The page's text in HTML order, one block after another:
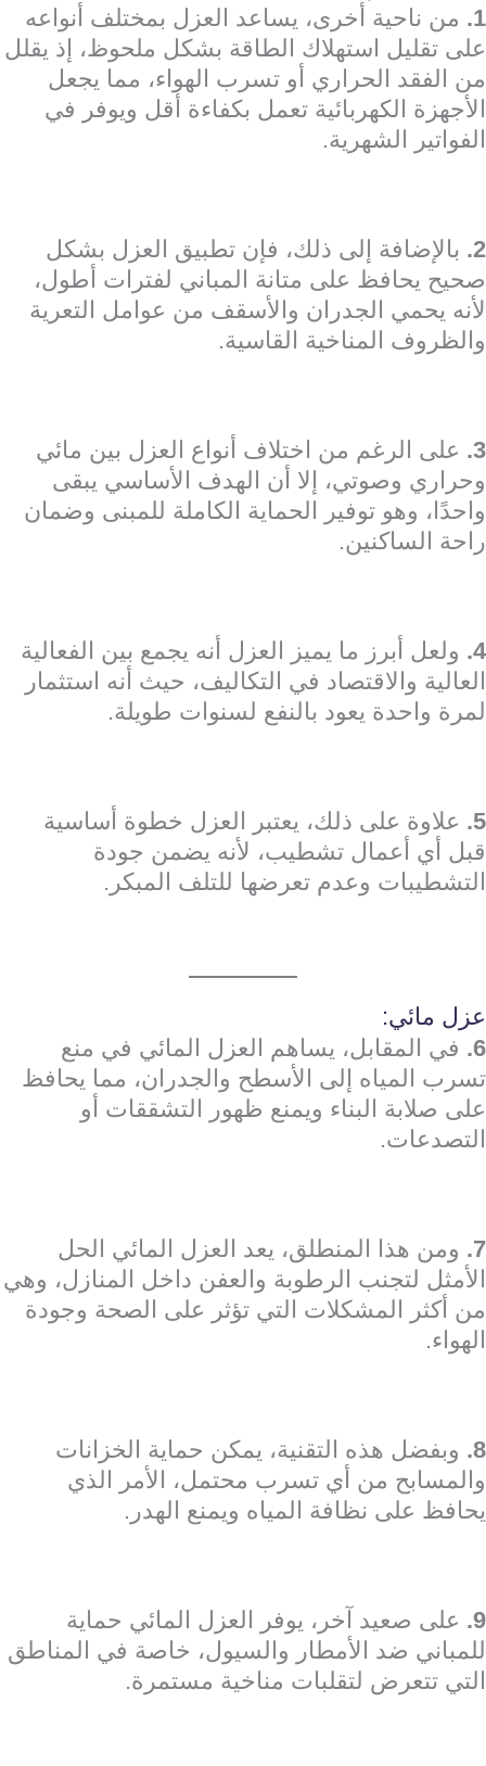
1. من ناحية أخرى، يساعد العزل بمختلف أنواعه
على تقليل استهلاك الطاقة بشكل ملحوظ، إذ يقلل
من الفقد الحراري أو تسرب الهواء، مما يجعل
الأجهزة الكهربائية تعمل بكفاءة أقل ويوفر في
الفواتير الشهرية.
2. بالإضافة إلى ذلك، فإن تطبيق العزل بشكل
صحيح يحافظ على متانة المباني لفترات أطول،
لأنه يحمي الجدران والأسقف من عوامل التعرية
والظروف المناخية القاسية.
3. على الرغم من اختلاف أنواع العزل بين مائي
وحراري وصوتي، إلا أن الهدف الأساسي يبقى
واحدًا، وهو توفير الحماية الكاملة للمبنى وضمان
راحة الساكنين.
4. ولعل أبرز ما يميز العزل أنه يجمع بين الفعالية
العالية والاقتصاد في التكاليف، حيث أنه استثمار
لمرة واحدة يعود بالنفع لسنوات طويلة.
5. علاوة على ذلك، يعتبر العزل خطوة أساسية
قبل أي أعمال تشطيب، لأنه يضمن جودة
التشطيبات وعدم تعرضها للتلف المبكر.
عزل مائي:
6. في المقابل، يساهم العزل المائي في منع
تسرب المياه إلى الأسطح والجدران، مما يحافظ
على صلابة البناء ويمنع ظهور التشققات أو
التصدعات.
7. ومن هذا المنطلق، يعد العزل المائي الحل
الأمثل لتجنب الرطوبة والعفن داخل المنازل، وهي
من أكثر المشكلات التي تؤثر على الصحة وجودة
الهواء.
8. وبفضل هذه التقنية، يمكن حماية الخزانات
والمسابح من أي تسرب محتمل، الأمر الذي
يحافظ على نظافة المياه ويمنع الهدر.
9. على صعيد آخر، يوفر العزل المائي حماية
للمباني ضد الأمطار والسيول، خاصة في المناطق
التي تتعرض لتقلبات مناخية مستمرة.